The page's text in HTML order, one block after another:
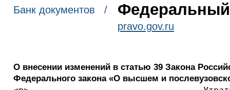
Банк документов / Федеральный
pravo.gov.ru
О внесении изменений в статью 39 Закона
Федерального закона «О высшем и